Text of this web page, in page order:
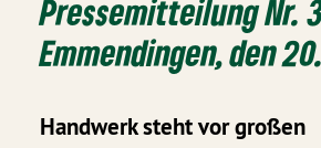
Pressemitteilung Nr.
Emmendingen, den
Handwerk steht vor großen